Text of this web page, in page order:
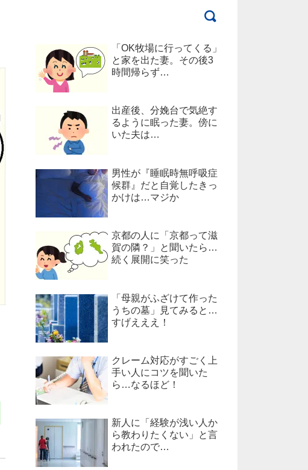
「OK牧場に行ってくる」
と家を出た妻。その後3
時間帰らず…
出産後、分娩台で気絶す
るように眠った妻。傍に
いた夫は…
男性が『睡眠時無呼吸症
候群』だと自覚したきっ
かけは…マジか
京都の人に「京都って滋
賀の隣？」と聞いたら…
続く展開に笑った
「母親がふざけて作った
うちの墓」見てみると…
すげえええ！
クレーム対応がすごく上
手い人にコツを聞いた
ら…なるほど！
新人に「経験が浅い人か
ら教わりたくない」と言
われたので…